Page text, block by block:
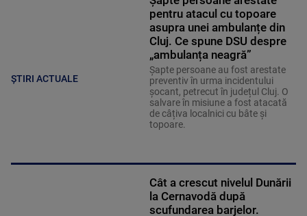
ȘTIRI ACTUALE
pentru atacul cu topoare
asupra unei ambulanțe din
Cluj. Ce spune DSU despre
„ambulanța neagră”
Șapte persoane au fost arestate
preventiv în urma incidentului
șocant, petrecut în județul Cluj. O
salvare în misiune a fost atacată
de câțiva localnici cu bâte și
topoare.
Cât a crescut nivelul Dunării
la Cernavodă după
scufundarea barjelor.